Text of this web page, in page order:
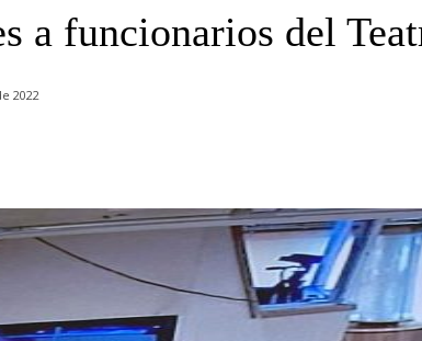
a funcionarios del
2022